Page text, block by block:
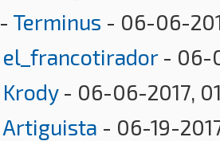
- Terminus - 06-06-
el_francotirador- 06-
Krody- 06-06-2017,
Artiguista - 06-19-